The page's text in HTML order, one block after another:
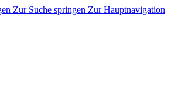
Zur Suche springen Zur Hauptnavigation